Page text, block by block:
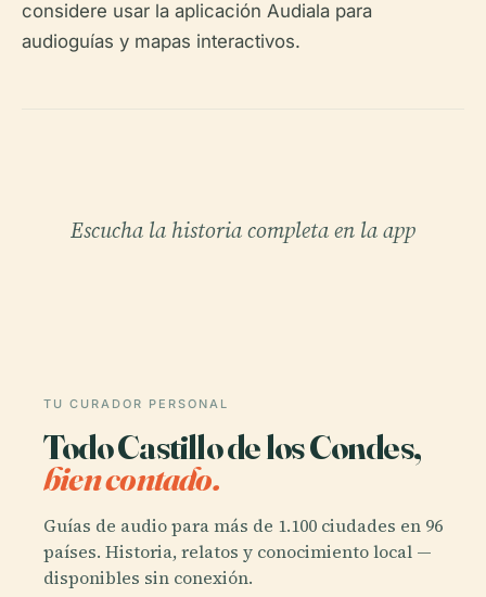
considere usar la aplicación Audiala para
audioguías y mapas interactivos.
Escucha la historia completa en la app
TU CURADOR PERSONAL
Todo Castillo de los Condes,
bien contado.
Guías de audio para más de 1.100 ciudades en 96
países. Historia, relatos y conocimiento local —
disponibles sin conexión.